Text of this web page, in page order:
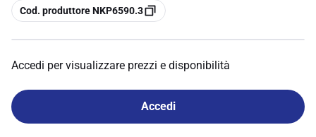
copia
Cod. produttore NKP6590.3
Accedi per visualizzare prezzi e disponibilità
Accedi